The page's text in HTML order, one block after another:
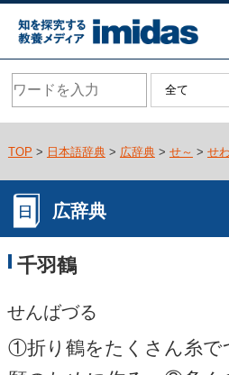
TOP > 日本語辞典> 広辞典> せ～ > せ
広辞典
千羽鶴
せんばづる
①折り鶴をたくさん糸で